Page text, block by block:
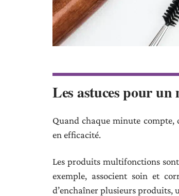
Les astuces pour
Quand chaque minute compte,
en efficacité.
Les produits multifonctions
exemple, associent soin et
d’enchaîner plusieurs produits,